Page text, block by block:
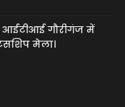
आईटीआई गौरीगंज में
मेला।